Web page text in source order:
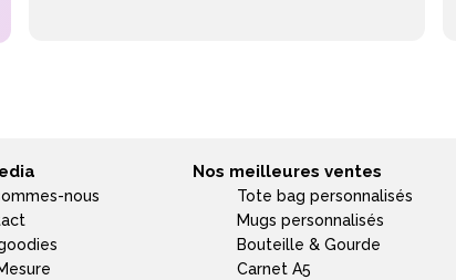
nous
Nos meilleures ventes
Tote bag personnalisés
Mugs personnalisés
Bouteille & Gourde
Carnet A5